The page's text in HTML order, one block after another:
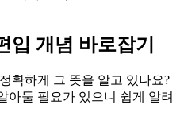
입 개념 바로잡기
확하게 그 뜻을 알고 있나요?
아둘 필요가 있으니 쉽게 알려